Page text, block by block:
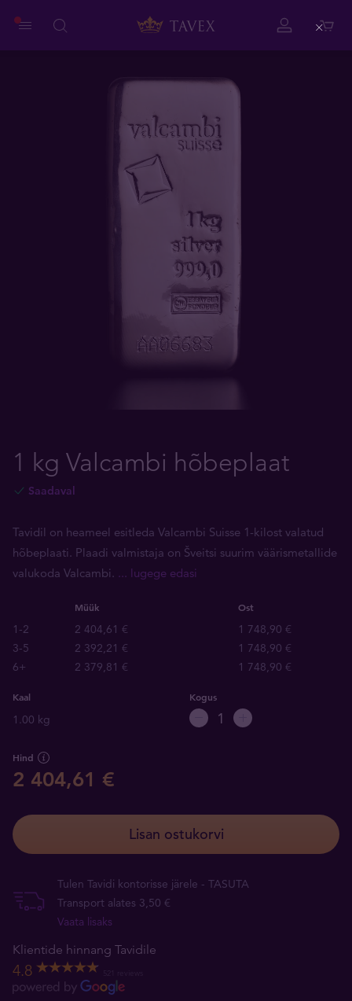
1 kg Valcambi hõbeplaat
Saadaval
Tavidil on heameel esitleda Valcambi Suisse 1-kilost valatud
hõbeplaati. Plaadi valmistaja on Šveitsi suurim väärismetallide
valukoda Valcambi. ... lugege edasi
Müük Ost
1-2 2 404,61 €
1 748,90 €
3-5
2 392,21 €
1 748,90 €
6+
2 379,81 € 1 748,90 €
Kaal
1.00 kg
Kogus
Hind
2 404,61 €
Lisan ostukorvi
Tulen Tavidi kontorisse järele - TASUTA
Transport alates 3,50 €
Vaata lisaks
Klientide hinnang Tavidile
4.8
Close